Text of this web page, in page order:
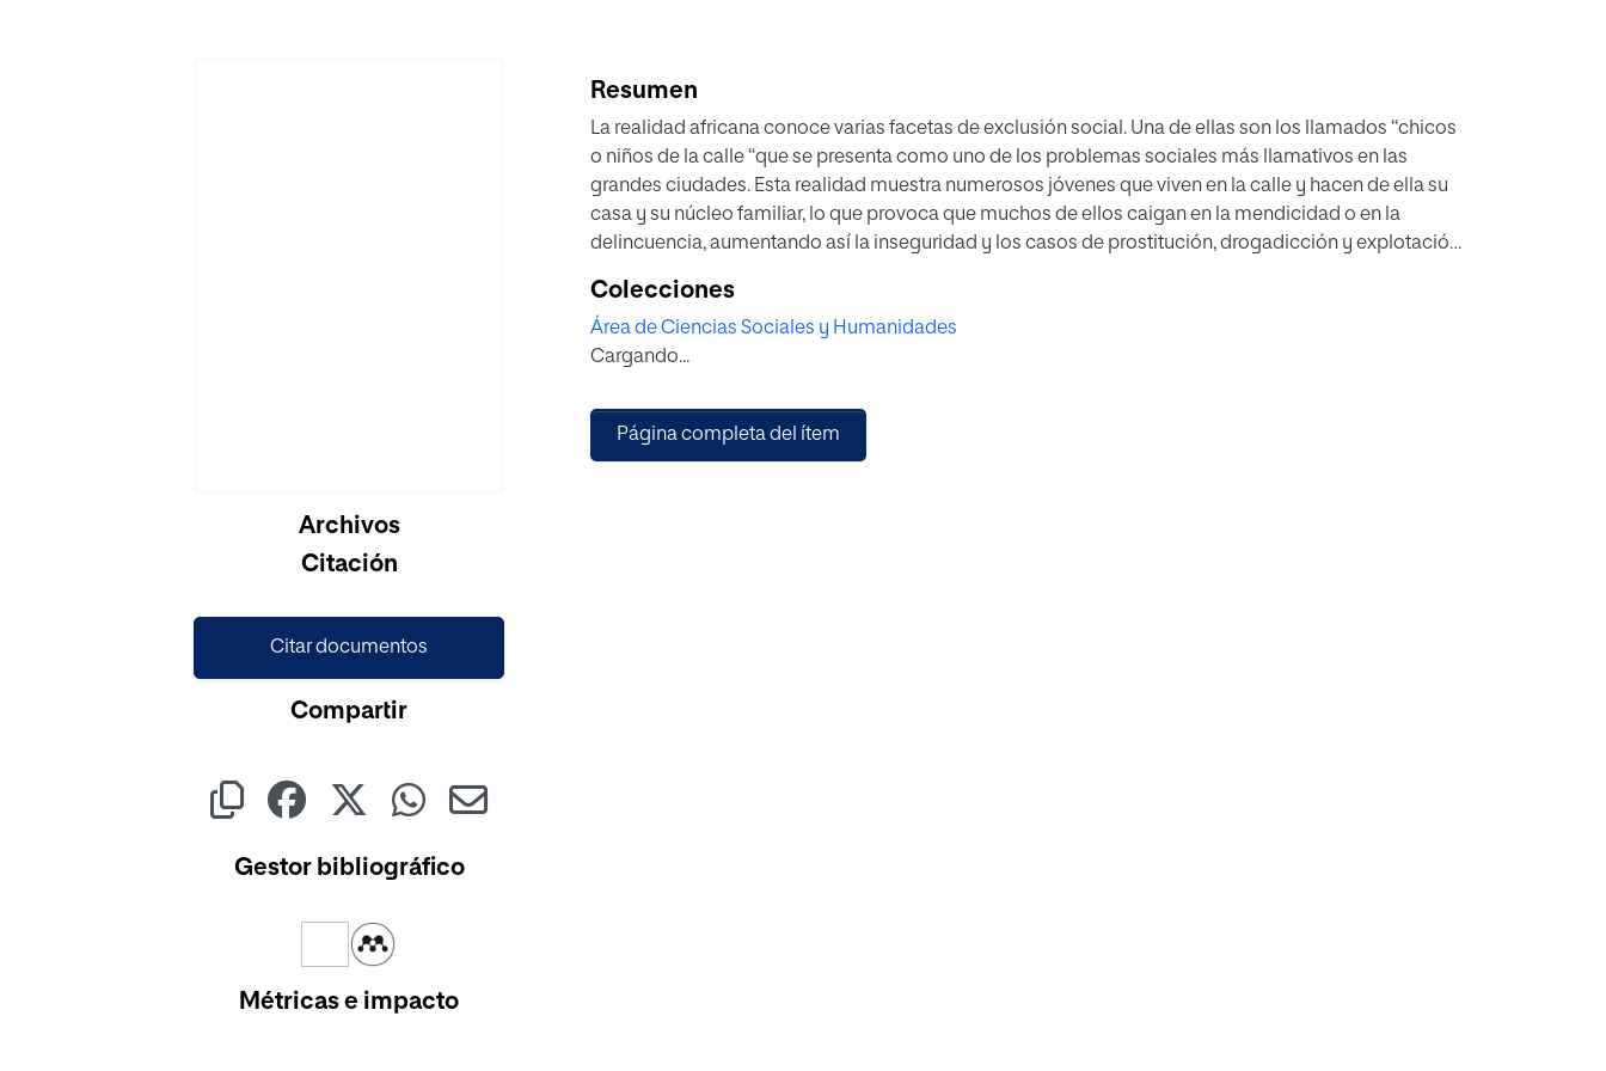
Cargando...Archivos
Citación
Citar documentos
Compartir
Gestor bibliográfico
Métricas e impacto
Resumen
La realidad africana conoce varias facetas de exclusión social. Una de ellas son los llamados “chicos
o niños de la calle “que se presenta como uno de los problemas sociales más llamativos en las
grandes ciudades. Esta realidad muestra numerosos jóvenes que viven en la calle y hacen de ella su
casa y su núcleo familiar, lo que provoca que muchos de ellos caigan en la mendicidad o en la
delincuencia, aumentando así la inseguridad y los casos de prostitución, drogadicción y explotación.
socorrer a estos jóvenes de la miseria. En este sentido, organismos internacionales cuentan con
programas de ayuda en los que cooperan con diversos centros, pero muy pocos jóvenes salen del
laberinto de vivir en la calle.
través de un proyecto de inclusión social que involucra a todos los actores del municipio marfileño de
Adiake. Basándose en la ciudadanía y en la tradición africana, el objetivo es crear un modo de
Colecciones
Área de Ciencias Sociales y Humanidades
Cargando...
Página completa del ítem